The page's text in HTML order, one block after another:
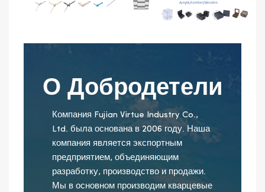
О Добродетели
Компания Fujian Virtue Industry Co.,
Ltd. была основана в 2006 году. Наша
компания является экспортным
предприятием, объединяющим
разработку, производство и продажи.
Мы в основном производим кварцевые